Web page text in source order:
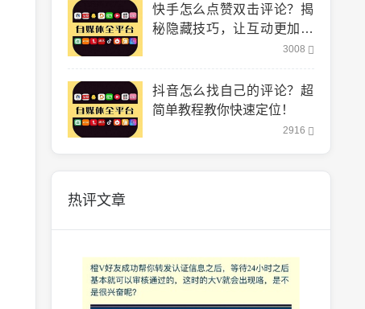
快手怎么点赞双击评论？揭
秘隐藏技巧，让互动更加轻
3008
抖音怎么找自己的评论？超
简单教程教你快速定位！
2916
热评文章